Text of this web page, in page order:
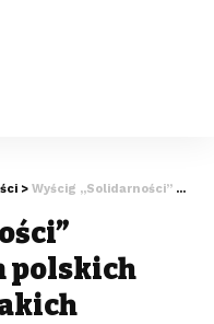
> Wyścig „Solidarności” pojedzie szlakiem polskich filmów. Sprawdź jakich
polskich